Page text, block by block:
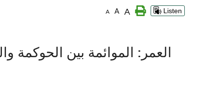
A A A Listen
العمر: الموائمة بين الحوكمة